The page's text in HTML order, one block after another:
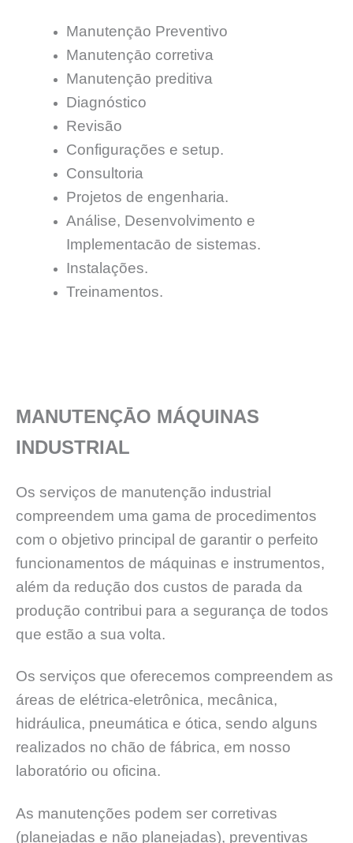
Manutençāo Preventivo
Manutençāo corretiva
Manutençāo preditiva
Diagnóstico
Revisão
Configurações e setup.
Consultoria
Projetos de engenharia.
Análise, Desenvolvimento e
Implementacāo de sistemas.
Instalações.
Treinamentos.
MANUTENÇĀO MÁQUINAS
INDUSTRIAL
Os serviços de manutenção industrial
compreendem uma gama de procedimentos
com o objetivo principal de garantir o perfeito
funcionamentos de máquinas e instrumentos,
além da redução dos custos de parada da
produção contribui para a segurança de todos
que estão a sua volta.
Os serviços que oferecemos compreendem as
áreas de elétrica-eletrônica, mecânica,
hidráulica, pneumática e ótica, sendo alguns
realizados no chão de fábrica, em nosso
laboratório ou oficina.
As manutenções podem ser corretivas
(planejadas e não planejadas), preventivas